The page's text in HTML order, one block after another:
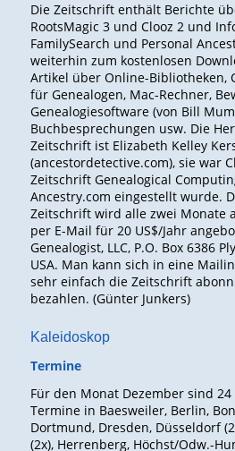
Die Zeitschrift enthält Berichte
RootsMagic 3 und Clooz 2 und
FamilySearch und Personal
weiterhin zum kostenlosen
Artikel über Online-Bibliotheken,
für Genealogen, Mac-Rechner,
Genealogiesoftware (von Bill
Buchbesprechungen usw. Die
Zeitschrift ist Elizabeth Kelley
(ancestordetective.com), sie war
Zeitschrift Genealogical
Ancestry.com eingestellt wurde.
Zeitschrift wird alle zwei Monate
per E-Mail für 20 US$/Jahr
Genealogist, LLC, P.O. Box 6386
USA. Man kann sich in eine
sehr einfach die Zeitschrift
bezahlen. (Günter Junkers)
Kaleidoskop
Termine
Für den Monat Dezember sind
Termine in Baesweiler, Berlin,
Dortmund, Dresden, Düsseldorf
(2x), Herrenberg, Höchst/Odw.-